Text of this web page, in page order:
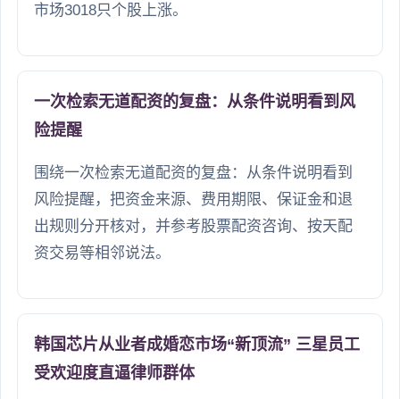
市场3018只个股上涨。
一次检索无道配资的复盘：从条件说明看到风
险提醒
围绕一次检索无道配资的复盘：从条件说明看到
风险提醒，把资金来源、费用期限、保证金和退
出规则分开核对，并参考股票配资咨询、按天配
资交易等相邻说法。
韩国芯片从业者成婚恋市场“新顶流” 三星员工
受欢迎度直逼律师群体